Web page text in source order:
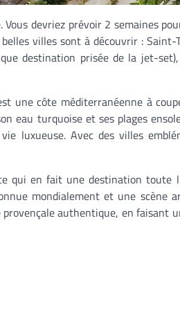
Vous devriez prévoir 2 semaines
villes sont à découvrir : Saint-
destination prisée de la jet-set),
une côte méditerranéenne à
eau turquoise et ses plages
luxueuse. Avec des villes
qui en fait une destination toute
mondialement et une scène
authentique, en faisant